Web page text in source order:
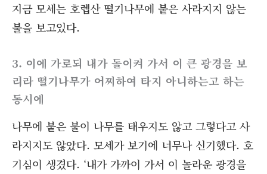
지금 모세는 호렙산 떨기나무에 붙은 사라지지 않는
불을 보고있다.
3. 이에 가로되 내가 돌이켜 가서 이 큰 광경을 보
리라 떨기나무가 어찌하여 타지 아니하는고 하는
동시에
나무에 붙은 불이 나무를 태우지도 않고 그렇다고 사
라지지도 않았다. 모세가 보기에 너무나 신기했다. 호
기심이 생겼다. ‘내가 가까이 가서 이 놀라운 광경을